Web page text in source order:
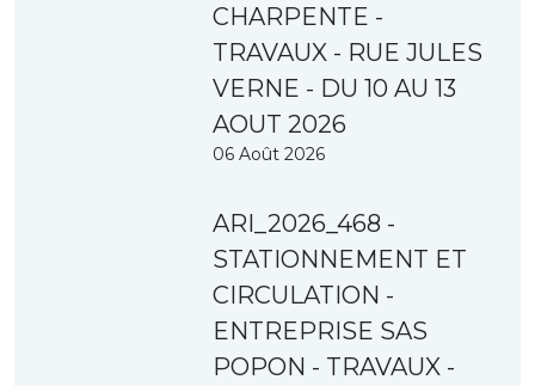
CHARPENTE -
TRAVAUX - RUE JULES
VERNE - DU 10 AU 13
AOUT 2026
06 Août 2026
ARI_2026_468 -
STATIONNEMENT ET
CIRCULATION -
ENTREPRISE SAS
POPON - TRAVAUX -